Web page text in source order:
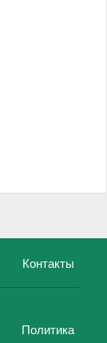
Контакты
Политика